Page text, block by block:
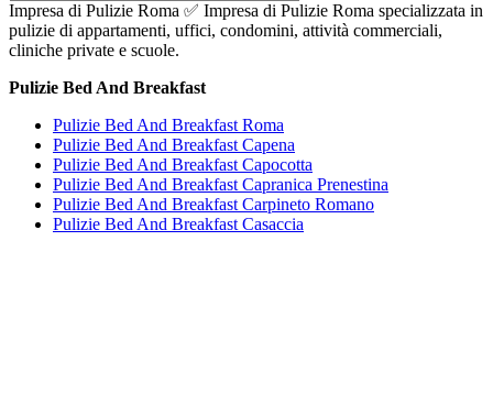
Impresa di Pulizie Roma ✅ Impresa di Pulizie Roma specializzata in
pulizie di appartamenti, uffici, condomini, attività commerciali,
cliniche private e scuole.
Pulizie Bed And Breakfast
Pulizie Bed And Breakfast Roma
Pulizie Bed And Breakfast Capena
Pulizie Bed And Breakfast Capocotta
Pulizie Bed And Breakfast Capranica Prenestina
Pulizie Bed And Breakfast Carpineto Romano
Pulizie Bed And Breakfast Casaccia